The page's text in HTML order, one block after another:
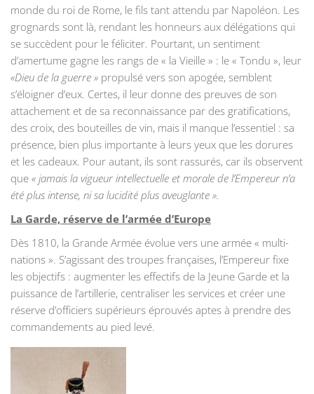
monde du roi de Rome, le fils tant attendu par Napoléon. Les
grognards sont là, rendant les honneurs aux délégations qui
se succèdent pour le féliciter. Pourtant, un sentiment
d’amertume gagne les rangs de « la Vieille » : le « Tondu », leur
«Dieu de la guerre » propulsé vers son apogée, semblent
s’éloigner d’eux. Certes, il leur donne des preuves de son
attachement et de sa reconnaissance par des gratifications,
des croix, des bouteilles de vin, mais il manque l’essentiel : sa
présence, bien plus importante à leurs yeux que les dorures
et les cadeaux. Pour autant, ils sont rassurés, car ils observent
que « jamais la vigueur intellectuelle et morale de l’Empereur n’a
été plus intense, ni sa lucidité plus aveuglante ».
La Garde, réserve de l’armée d’Europe
Dès 1810, la Grande Armée évolue vers une armée « multi-
nations ». S’agissant des troupes françaises, l’Empereur fixe
les objectifs : augmenter les effectifs de la Jeune Garde et la
puissance de l’artillerie, centraliser les services et créer une
réserve d’officiers supérieurs éprouvés aptes à prendre des
commandements au pied levé.